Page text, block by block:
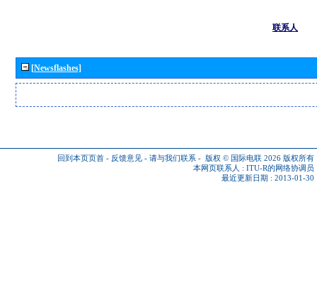
联系人
[Newsflashes]
回到本页页首 - 反馈意见 - 请与我们联系 - 版权 © 国际电联 2026 版权所有
本网页联系人 : ITU-R的网络协调员
最近更新日期 : 2013-01-30